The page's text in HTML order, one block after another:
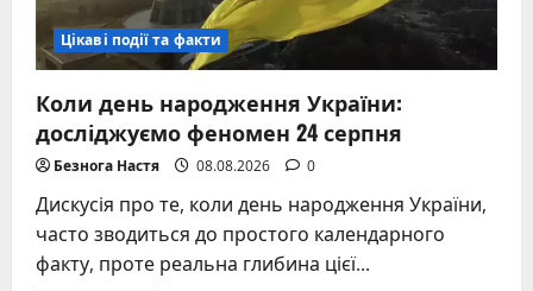
Цікаві події та факти
Коли день народження України:
досліджуємо феномен 24 серпня
Безнога Настя 08.08.2026 0
Дискусія про те, коли день народження України,
часто зводиться до простого календарного
факту, проте реальна глибина цієї...